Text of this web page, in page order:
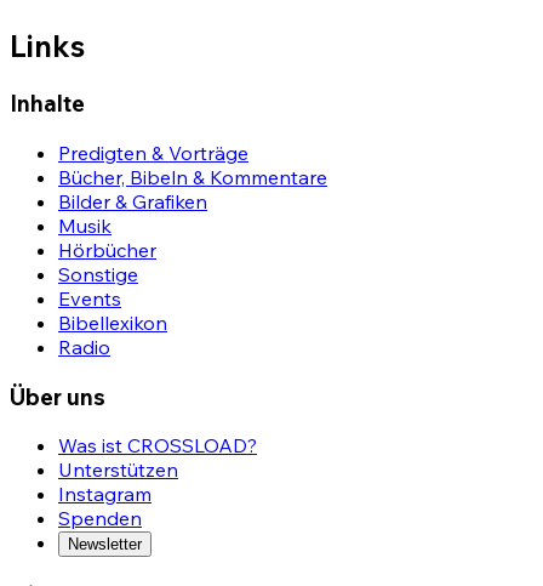
Links
Inhalte
Predigten & Vorträge
Bücher, Bibeln & Kommentare
Bilder & Grafiken
Musik
Hörbücher
Sonstige
Events
Bibellexikon
Radio
Über uns
Was ist CROSSLOAD?
Unterstützen
Instagram
Spenden
Newsletter